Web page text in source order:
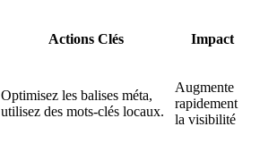
Actions Clés Impact
Optimisez les balises méta,
utilisez des mots-clés locaux.
Augmente
rapidement
la visibilité